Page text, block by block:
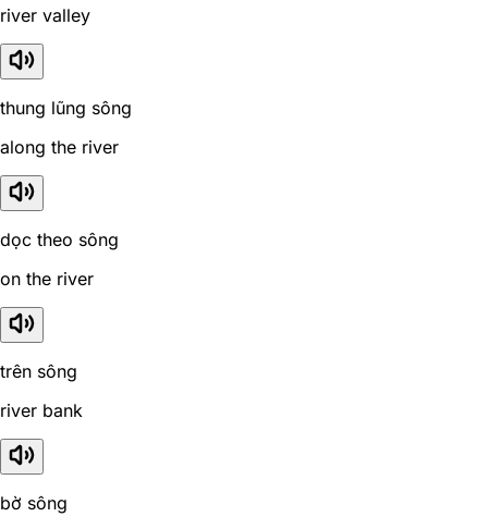
river valley
thung lũng sông
along the river
dọc theo sông
on the river
trên sông
river bank
bờ sông